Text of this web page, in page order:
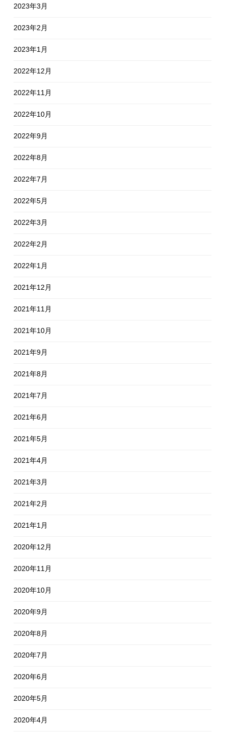
2023年3月
2023年2月
2023年1月
2022年12月
2022年11月
2022年10月
2022年9月
2022年8月
2022年7月
2022年5月
2022年3月
2022年2月
2022年1月
2021年12月
2021年11月
2021年10月
2021年9月
2021年8月
2021年7月
2021年6月
2021年5月
2021年4月
2021年3月
2021年2月
2021年1月
2020年12月
2020年11月
2020年10月
2020年9月
2020年8月
2020年7月
2020年6月
2020年5月
2020年4月